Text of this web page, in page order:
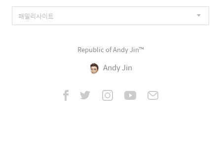
Republic of Andy Jin™
Andy Jin